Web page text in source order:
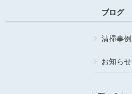
ブログ
清掃事例
お知らせ